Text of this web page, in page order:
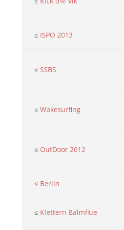
≤ ISPO 2013
≤ SSBS
≤ Wakesurfing
≤ OutDoor 2012
≤ Berlin
≤ Klettern Balmflue